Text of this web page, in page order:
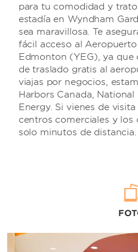
para tu comodidad y
estadía en Wyndham
sea maravillosa. Te
fácil acceso al
Edmonton (YEG), ya que
de traslado gratis al
viajas por negocios,
Harbors Canada,
Energy. Si vienes de
centros comerciales y los
solo minutos de distancia.